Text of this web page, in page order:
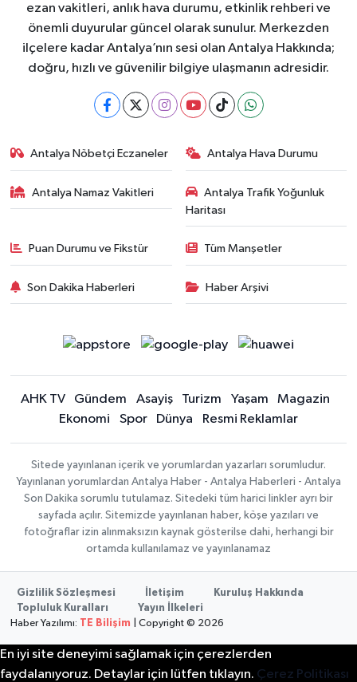
ezan vakitleri, anlık hava durumu, etkinlik rehberi ve
önemli duyurular güncel olarak sunulur. Merkezden
ilçelere kadar Antalya’nın sesi olan Antalya Hakkında;
doğru, hızlı ve güvenilir bilgiye ulaşmanın adresidir.
Antalya Nöbetçi Eczaneler Antalya Hava Durumu
Antalya Namaz Vakitleri
Antalya Trafik Yoğunluk
Haritası
Puan Durumu ve Fikstür Tüm Manşetler
Son Dakika Haberleri Haber Arşivi
AHK TV Gündem Asayiş Turizm Yaşam
Magazin
Ekonomi
Spor Dünya Resmi Reklamlar
Sitede yayınlanan içerik ve yorumlardan yazarları sorumludur.
Yayınlanan yorumlardan Antalya Haber - Antalya Haberleri - Antalya
Son Dakika sorumlu tutulamaz. Sitedeki tüm harici linkler ayrı bir
sayfada açılır. Sitemizde yayınlanan haber, köşe yazıları ve
fotoğraflar izin alınmaksızın kaynak gösterilse dahi, herhangi bir
ortamda kullanılamaz ve yayınlanamaz
Gizlilik Sözleşmesi İletişim
Kuruluş Hakkında
Topluluk Kuralları
Yayın İlkeleri
Haber Yazılımı:
TE Bilişim | Copyright © 2026
En iyi site deneyimi sağlamak için çerezlerden
faydalanıyoruz. Detaylar için lütfen tıklayın. Çerez Politikası